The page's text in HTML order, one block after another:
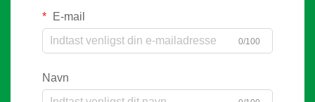
E-mail
0/100
Navn